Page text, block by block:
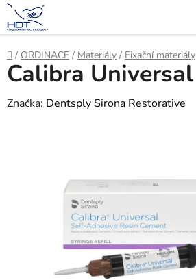
Přejít
na
obsah
Domů
/ ORDINACE / Materiály / Fixační materiály
Calibra Universal
Značka: Dentsply Sirona Restorative